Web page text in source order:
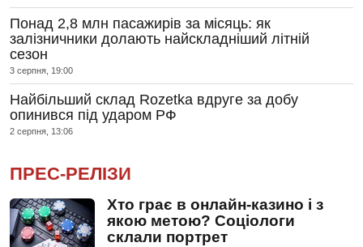
Понад 2,8 млн пасажирів за місяць: як
залізничники долають найскладніший літній
сезон
3 серпня, 19:00
Найбільший склад Rozetka вдруге за добу
опинився під ударом РФ
2 серпня, 13:06
ПРЕС-РЕЛІЗИ
Хто грає в онлайн-казино і з
якою метою? Соціологи
склали портрет